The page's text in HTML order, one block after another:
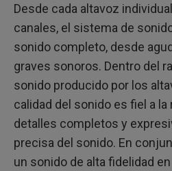
Desde cada altavoz
canales, el sistema de
sonido completo, desde
graves sonoros. Dentro del
sonido producido por los
calidad del sonido es fiel a la
detalles completos y
precisa del sonido. En
un sonido de alta fidelidad